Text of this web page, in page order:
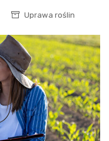
Uprawa roślin